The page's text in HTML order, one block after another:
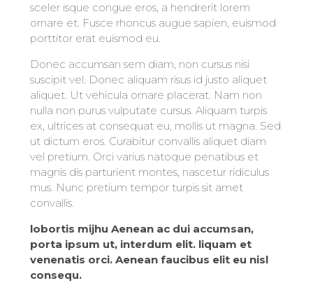
sceler isque congue eros, a hendrerit lorem
ornare et. Fusce rhoncus augue sapien, euismod
porttitor erat euismod eu.
Donec accumsan sem diam, non cursus nisi
suscipit vel. Donec aliquam risus id justo aliquet
aliquet. Ut vehicula ornare placerat. Nam non
nulla non purus vulputate cursus. Aliquam turpis
ex, ultrices at consequat eu, mollis ut magna. Sed
ut dictum eros. Curabitur convallis aliquet diam
vel pretium. Orci varius natoque penatibus et
magnis dis parturient montes, nascetur ridiculus
mus. Nunc pretium tempor turpis sit amet
convallis.
lobortis mijhu Aenean ac dui accumsan,
porta ipsum ut, interdum elit. liquam et
venenatis orci. Aenean faucibus elit eu nisl
consequ.